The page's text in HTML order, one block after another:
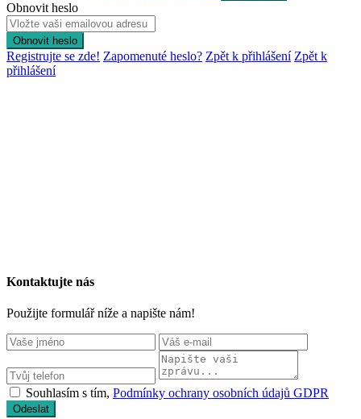
Obnovit heslo
Obnovit heslo
Registrujte se zde! Zapomenuté heslo? Zpět k přihlášení Zpět k
přihlášení
Kontaktujte nás
Použijte formulář níže a napište nám!
Souhlasím s tím, Podmínky ochrany osobních údajů GDPR
Odeslat